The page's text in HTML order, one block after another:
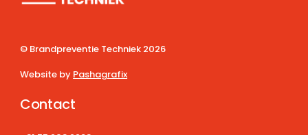
© Brandpreventie Techniek 2026
Website by Pashagrafix
Contact